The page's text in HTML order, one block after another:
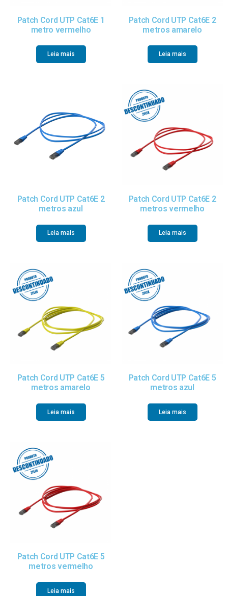
Patch Cord UTP Cat6E 1
metro vermelho
Leia mais
Patch Cord UTP Cat6E 2
metros amarelo
Leia mais
Patch Cord UTP Cat6E 2
metros azul
Leia mais
Patch Cord UTP Cat6E 2
metros vermelho
Leia mais
Patch Cord UTP Cat6E 5
metros amarelo
Leia mais
Patch Cord UTP Cat6E 5
metros azul
Leia mais
Patch Cord UTP Cat6E 5
metros vermelho
Leia mais